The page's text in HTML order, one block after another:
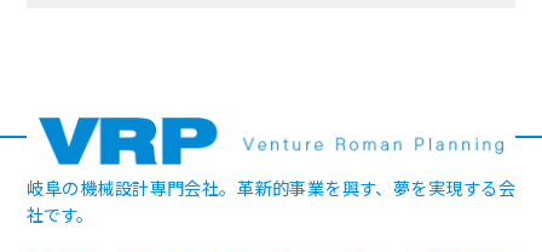
岐阜の機械設計専門会社。革新的事業を興す、夢を実現する会
社です。